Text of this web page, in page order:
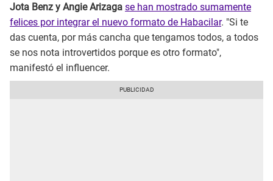
Jota Benz y Angie Arizaga se han mostrado sumamente
felices por integrar el nuevo formato de Habacilar. "Si te
das cuenta, por más cancha que tengamos todos, a todos
se nos nota introvertidos porque es otro formato",
manifestó el influencer.